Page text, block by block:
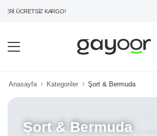
ÜCRETSİZ KARGO!
Anasayfa Kategoriler Şort & Bermuda
Şort & Bermuda